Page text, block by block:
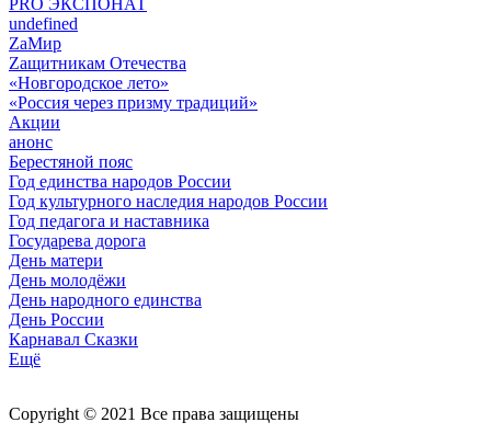
undefined
ZaМир
Zащитникам Отечества
«Новгородское лето»
«Россия через призму традиций»
Акции
анонс
Берестяной пояс
Год единства народов России
Год культурного наследия народов России
Год педагога и наставника
Государева дорога
День матери
День молодёжи
День народного единства
День России
Карнавал Сказки
Ещё
Copyright © 2021 Все права защищены